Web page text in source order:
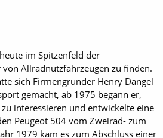
im Spitzenfeld der
Allradnutzfahrzeugen zu finden.
sich Firmengründer Henry Dangel
gemacht, ab 1975 begann er,
interessieren und entwickelte eine
Peugeot 504 vom Zweirad- zum
1979 kam es zum Abschluss einer